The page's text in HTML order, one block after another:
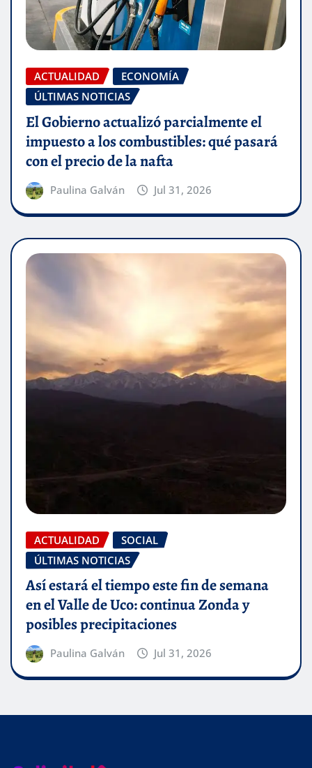
ACTUALIDAD
ECONOMÍA
ÚLTIMAS NOTICIAS
El Gobierno actualizó parcialmente el
impuesto a los combustibles: qué pasará
con el precio de la nafta
Paulina Galván Jul 31, 2026
ACTUALIDAD
SOCIAL
ÚLTIMAS NOTICIAS
Así estará el tiempo este fin de semana
en el Valle de Uco: continua Zonda y
posibles precipitaciones
Paulina Galván Jul 31, 2026